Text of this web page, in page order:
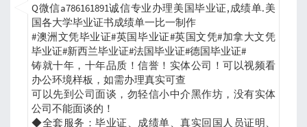
Q微信a786161891诚信专业办理美国毕业证,成绩单.美
国各大学毕业证书成绩单一比一制作
#澳洲文凭毕业证#英国毕业证#英国文凭#加拿大文凭
毕业证#新西兰毕业证#法国毕业证#德国毕业证#
铸就十年，十年品质！信誉！实体公司！可以视频看
办公环境样板，如需办理真实可查
可以先到公司面谈，勿轻信小中介黑作坊，没有实体
公司不能面谈的！
◆全套服务：毕业证、成绩单、真实回国人员证明、